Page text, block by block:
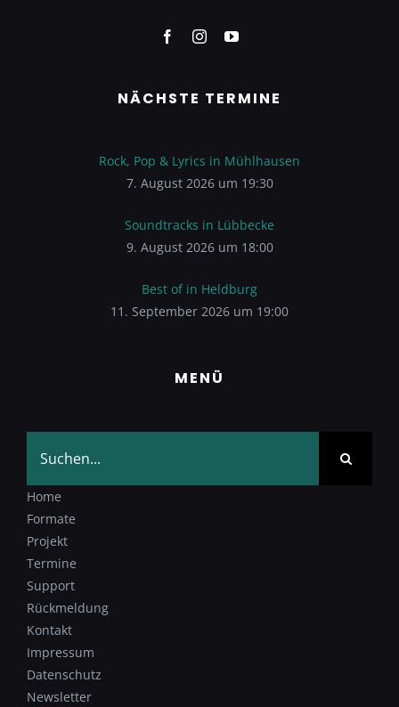
NÄCHSTE TERMINE
Rock, Pop & Lyrics in Mühlhausen
7. August 2026 um 19:30
Soundtracks in Lübbecke
9. August 2026 um 18:00
Best of in Heldburg
11. September 2026 um 19:00
MENÜ
nach:
Home
Formate
Projekt
Termine
Support
Rückmeldung
Kontakt
Impressum
Datenschutz
Newsletter